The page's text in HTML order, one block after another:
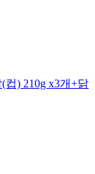
) 210g x3개+닭